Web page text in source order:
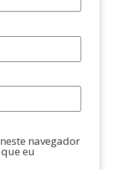
navegador
eu